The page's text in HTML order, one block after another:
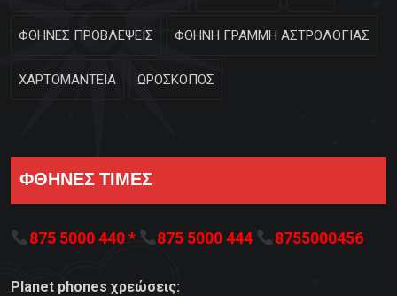
ΦΘΗΝΕΣ ΠΡΟΒΛΕΨΕΙΣ ΦΘΗΝΗ ΓΡΑΜΜΗ ΑΣΤΡΟΛΟΓΙΑΣ
ΧΑΡΤΟΜΑΝΤΕΙΑ ΩΡΟΣΚΟΠΟΣ
ΦΘΗΝΕΣ ΤΙΜΕΣ
875 5000 440 * 875 5000 444 8755000456
Planet phones χρεώσεις: